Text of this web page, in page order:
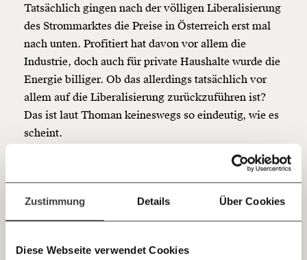
Zustimmung Details Über Cookies
Diese Webseite verwendet Cookies
unsere Wirtschaft so gestalten, dass sie für alle
funktioniert. Unsere Recherchen sind für alle frei im
Netz. Unabhängig und werbefrei. Und das wird auch
so bleiben. Kämpf’ mit uns für den Fortschritt und
unterstütze uns mit Deinem Mitgliedsbeitrag.
Du überweist lieber direkt?
Hier unsere IBAN: AT34 4300 0498 0007 6017
Kontoinhaber: Momentum Institut - Verein für
sozialen Fortschritt
Jetzt
einfach
teilen.
Tatsächlich gingen nach der völligen Liberalisierung
des Strommarktes die Preise in Österreich erst mal
nach unten. Profitiert hat davon vor allem die
Industrie, doch auch für private Haushalte wurde die
Energie billiger. Ob das allerdings tatsächlich vor
allem auf die Liberalisierung zurückzuführen ist?
Das ist laut Thoman keineswegs so eindeutig, wie es
scheint.
"Die gesamte Energie-Infrastruktur wie die
Kraftwerke oder das Strom- und Gasnetz wurden mit
Steuermitteln aufgebaut". Und der Energie-Experte
Liberalisierung oder war die Infrastruktur einfach